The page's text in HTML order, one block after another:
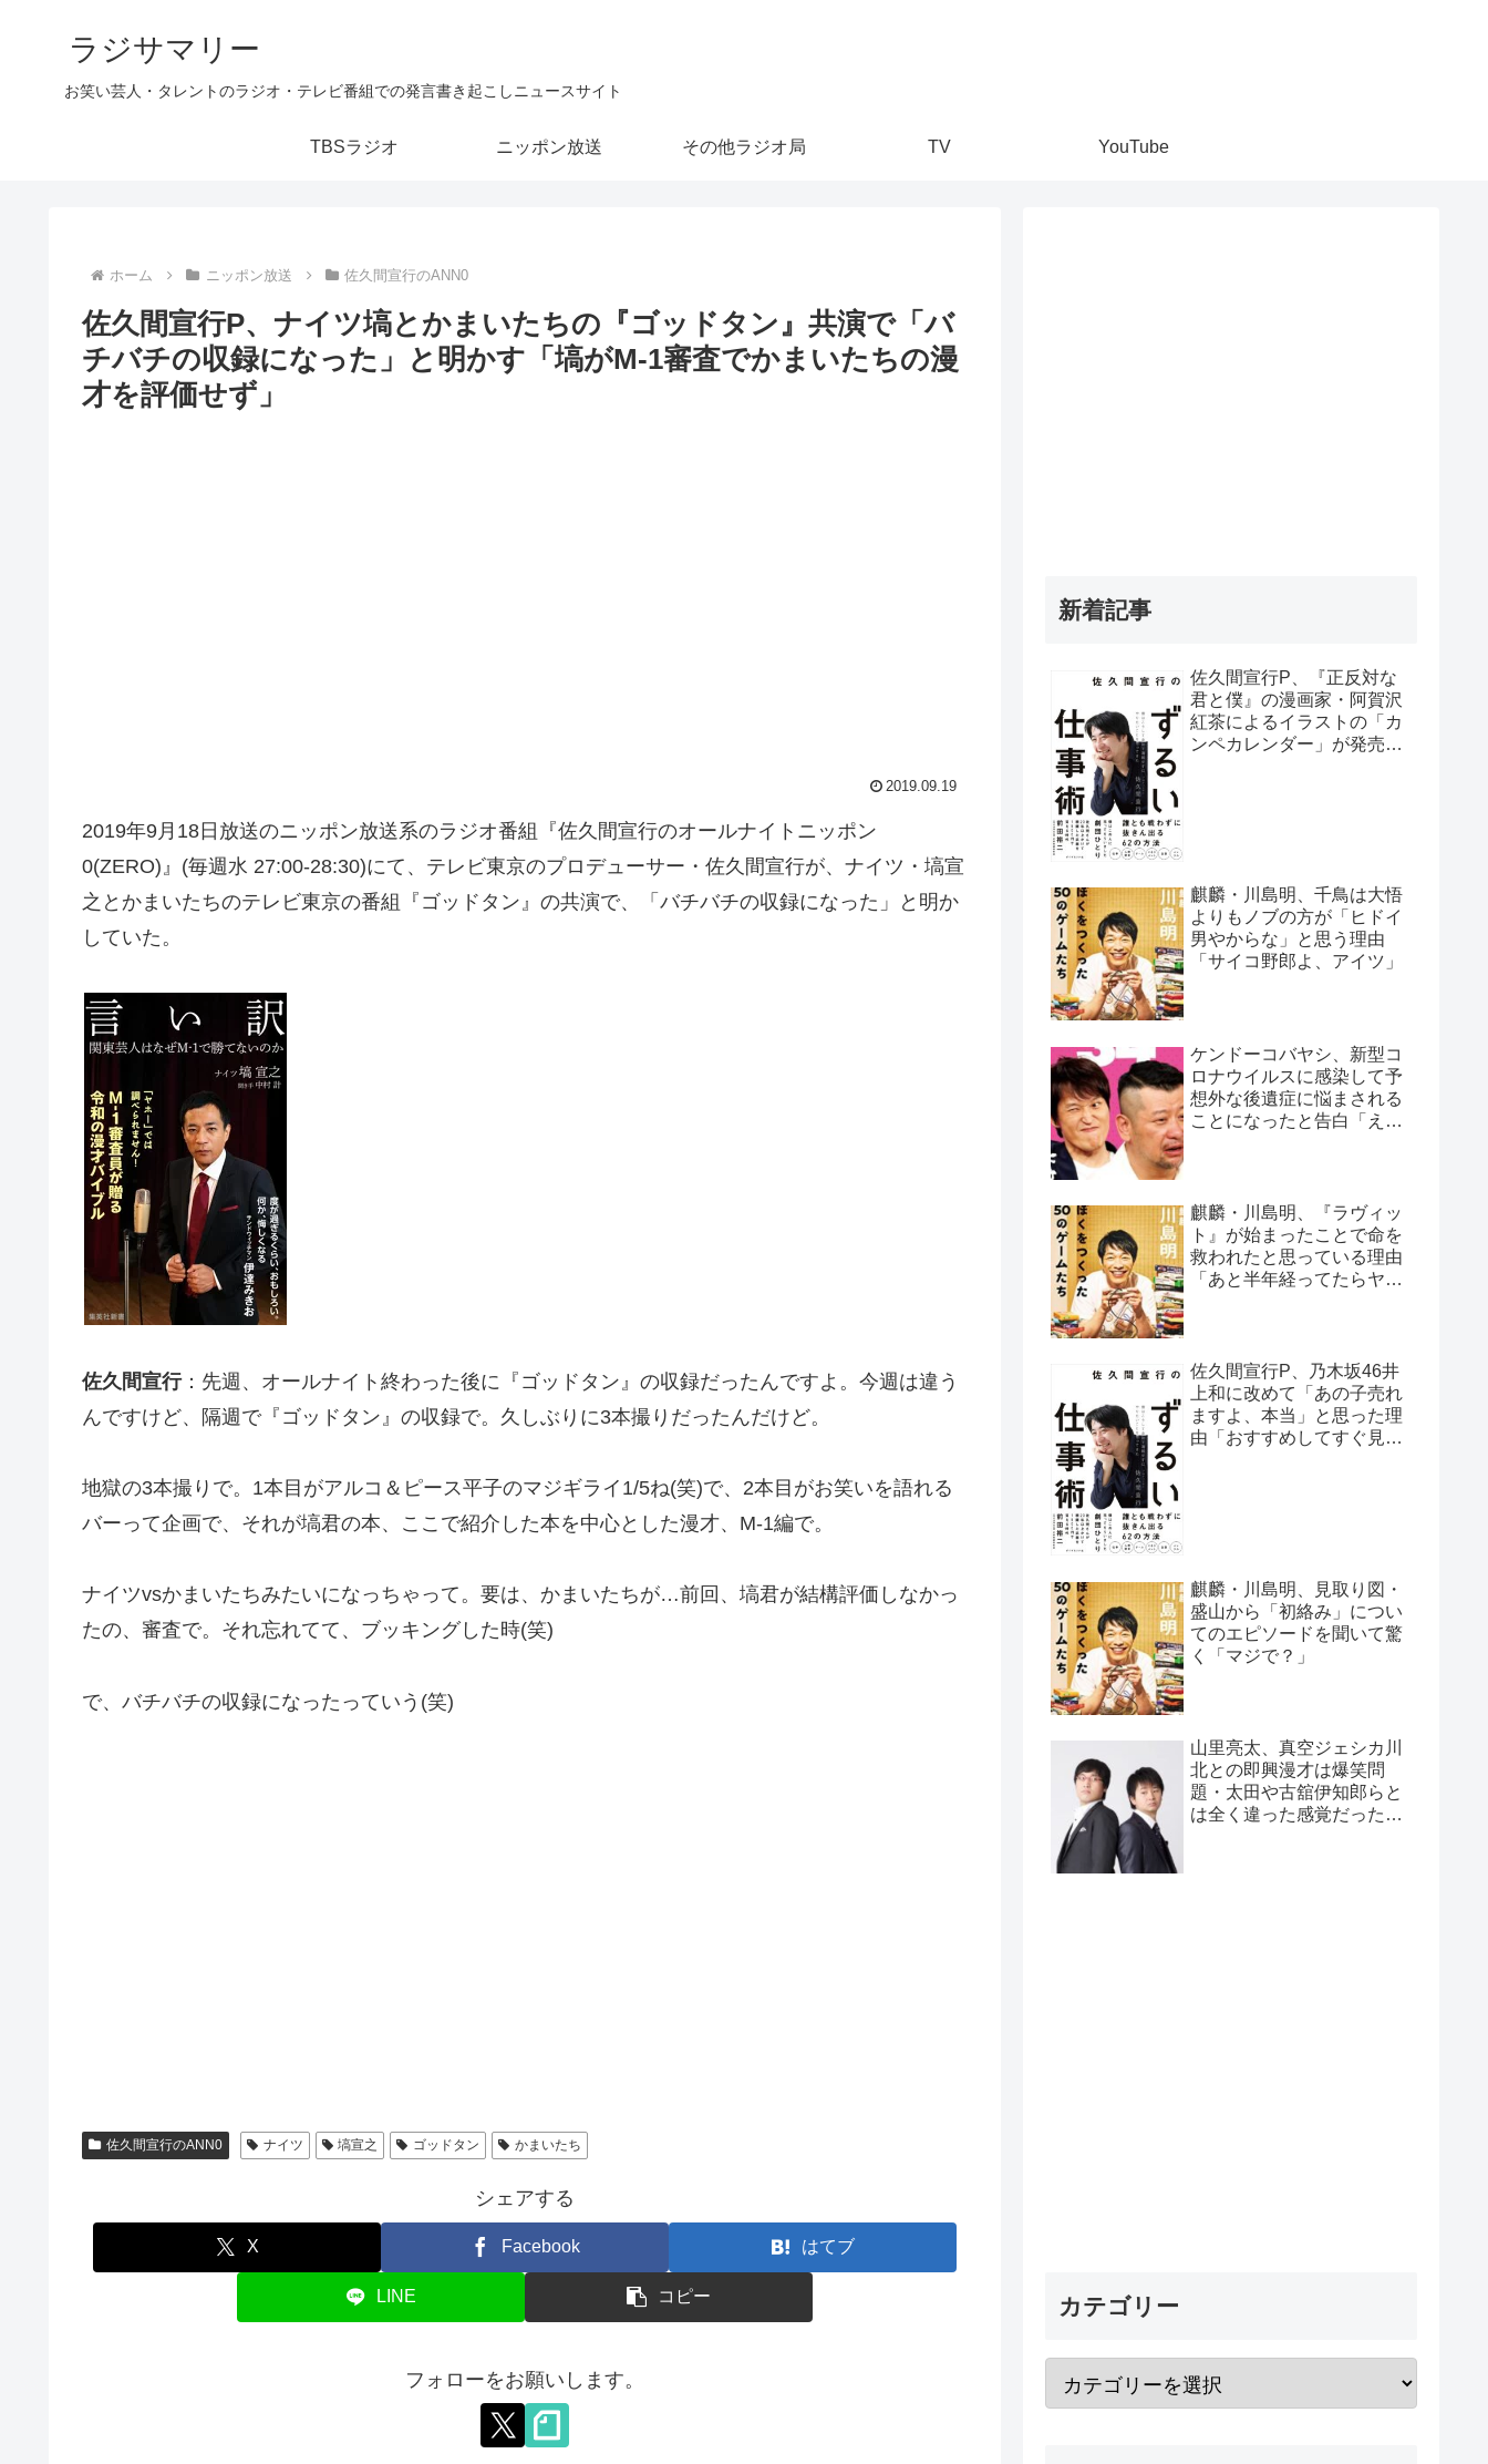
ラジサマリー
お笑い芸人・タレントのラジオ・テレビ番組での発言書き起こしニュースサイト
TBSラジオ ニッポン放送 その他ラジオ局 TV YouTube
ホーム ニッポン放送 佐久間宣行のANN0
佐久間宣行P、ナイツ塙とかまいたちの『ゴッドタン』共演で「バ
チバチの収録になった」と明かす「塙がM-1審査でかまいたちの漫
才を評価せず」
2019.09.19
2019年9月18日放送のニッポン放送系のラジオ番組『佐久間宣行のオールナイトニッポン
0(ZERO)』(毎週水 27:00-28:30)にて、テレビ東京のプロデューサー・佐久間宣行が、ナイツ・塙宣
之とかまいたちのテレビ東京の番組『ゴッドタン』の共演で、「バチバチの収録になった」と明か
していた。
佐久間宣行：先週、オールナイト終わった後に『ゴッドタン』の収録だったんですよ。今週は違う
んですけど、隔週で『ゴッドタン』の収録で。久しぶりに3本撮りだったんだけど。
地獄の3本撮りで。1本目がアルコ＆ピース平子のマジギライ1/5ね(笑)で、2本目がお笑いを語れる
バーって企画で、それが塙君の本、ここで紹介した本を中心とした漫才、M-1編で。
ナイツvsかまいたちみたいになっちゃって。要は、かまいたちが…前回、塙君が結構評価しなかっ
たの、審査で。それ忘れてて、ブッキングした時(笑)
で、バチバチの収録になったっていう(笑)
佐久間宣行のANN0 ナイツ 塙宣之 ゴッドタン かまいたち
シェアする
X Facebook はてブ
LINE コピー
フォローをお願いします。
新着記事
佐久間宣行P、『正反対な
君と僕』の漫画家・阿賀沢
紅茶によるイラストの「カ
ンペカレンダー」が発売予
麒麟・川島明、千鳥は大悟
よりもノブの方が「ヒドイ
男やからな」と思う理由
「サイコ野郎よ、アイツ」
ケンドーコバヤシ、新型コ
ロナウイルスに感染して予
想外な後遺症に悩まされる
ことになったと告白「えげ
麒麟・川島明、『ラヴィッ
ト』が始まったことで命を
救われたと思っている理由
「あと半年経ってたらヤバ
佐久間宣行P、乃木坂46井
上和に改めて「あの子売れ
ますよ、本当」と思った理
由「おすすめしてすぐ見て
麒麟・川島明、見取り図・
盛山から「初絡み」につい
てのエピソードを聞いて驚
く「マジで？」
山里亮太、真空ジェシカ川
北との即興漫才は爆笑問
題・太田や古舘伊知郎らと
は全く違った感覚だったと
カテゴリー